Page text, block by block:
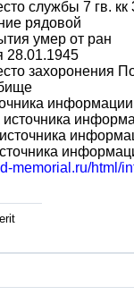
службы 7 гв. кк
рядовой
умер от ран
28.01.1945
захоронения
memorial.ru/html/